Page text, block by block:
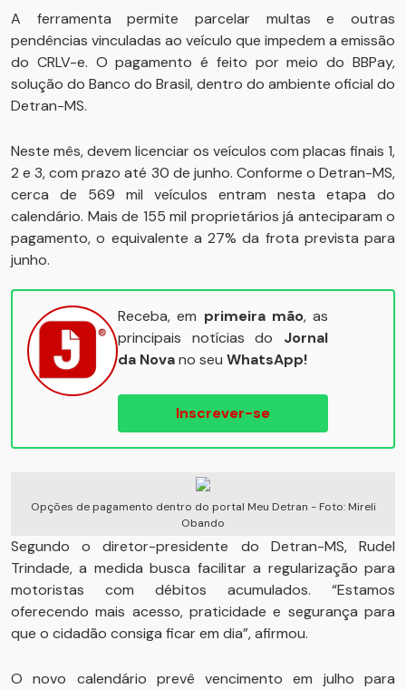
A ferramenta permite parcelar multas e outras
pendências vinculadas ao veículo que impedem a emissão
do CRLV-e. O pagamento é feito por meio do BBPay,
solução do Banco do Brasil, dentro do ambiente oficial do
Detran-MS.
Neste mês, devem licenciar os veículos com placas finais 1,
2 e 3, com prazo até 30 de junho. Conforme o Detran-MS,
cerca de 569 mil veículos entram nesta etapa do
calendário. Mais de 155 mil proprietários já anteciparam o
pagamento, o equivalente a 27% da frota prevista para
junho.
Receba, em primeira mão, as
principais notícias do Jornal
da Novano seu WhatsApp!
Inscrever-se
Opções de pagamento dentro do portal Meu Detran - Foto: Mireli
Obando
Segundo o diretor-presidente do Detran-MS, Rudel
Trindade, a medida busca facilitar a regularização para
motoristas com débitos acumulados. “Estamos
oferecendo mais acesso, praticidade e segurança para
que o cidadão consiga ficar em dia”, afirmou.
O novo calendário prevê vencimento em julho para